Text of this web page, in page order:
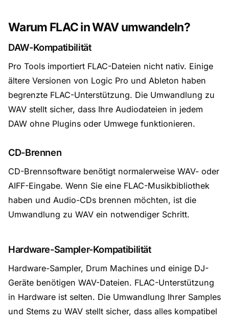
Warum FLAC in WAV umwandeln?
DAW-Kompatibilität
Pro Tools importiert FLAC-Dateien nicht nativ. Einige
ältere Versionen von Logic Pro und Ableton haben
begrenzte FLAC-Unterstützung. Die Umwandlung zu
WAV stellt sicher, dass Ihre Audiodateien in jedem
DAW ohne Plugins oder Umwege funktionieren.
CD-Brennen
CD-Brennsoftware benötigt normalerweise WAV- oder
AIFF-Eingabe. Wenn Sie eine FLAC-Musikbibliothek
haben und Audio-CDs brennen möchten, ist die
Umwandlung zu WAV ein notwendiger Schritt.
Hardware-Sampler-Kompatibilität
Hardware-Sampler, Drum Machines und einige DJ-
Geräte benötigen WAV-Dateien. FLAC-Unterstützung
in Hardware ist selten. Die Umwandlung Ihrer Samples
und Stems zu WAV stellt sicher, dass alles kompatibel